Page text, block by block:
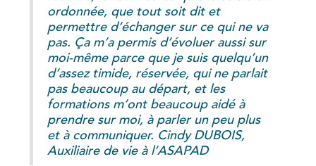
ordonnée, que tout soit dit et
permettre d’échanger sur ce qui ne va
pas. Ça m’a permis d’évoluer aussi sur
moi-même parce que je suis quelqu’un
d’assez timide, réservée, qui ne parlait
pas beaucoup au départ, et les
formations m’ont beaucoup aidé à
prendre sur moi, à parler un peu plus
et à communiquer. Cindy DUBOIS,
Auxiliaire de vie à l’ASAPAD